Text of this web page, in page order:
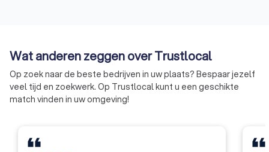
hoog
certificeert ook de
gebruikt worden
alarmcentrales die
Wat anderen zeggen over Trustlocal
Op zoek naar de beste bedrijven in uw plaats? Bespaar jezelf
veel tijd en zoekwerk. Op Trustlocal kunt u een geschikte
match vinden in uw omgeving!